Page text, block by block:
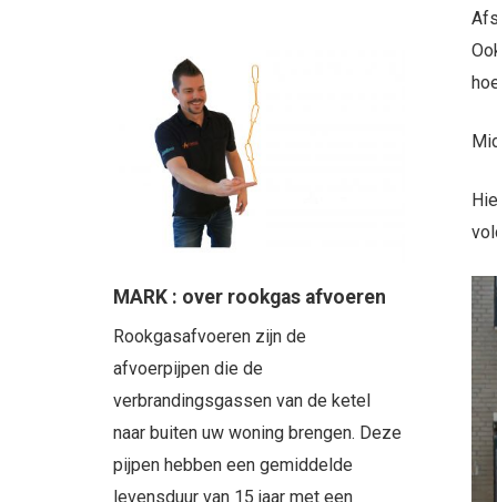
MARK : over rookgas afvoeren
Rookgasafvoeren zijn de
afvoerpijpen die de
verbrandingsgassen van de ketel
naar buiten uw woning brengen. Deze
pijpen hebben een gemiddelde
levensduur van 15 jaar met een